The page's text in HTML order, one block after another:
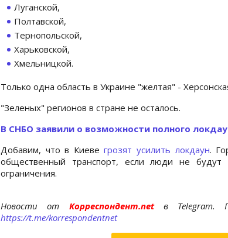
Луганской,
Полтавской,
Тернопольской,
Харьковской,
Хмельницкой.
Только одна область в Украине "желтая" -
"Зеленых" регионов в стране не осталось.
В СНБО заявили о возможности полного
Добавим, что в Киевегрозят усилить локдаун.
общественный транспорт, если люди не будут
ограничения.
Новости от Корреспондент.net в Telegram.
https://t.me/korrespondentnet